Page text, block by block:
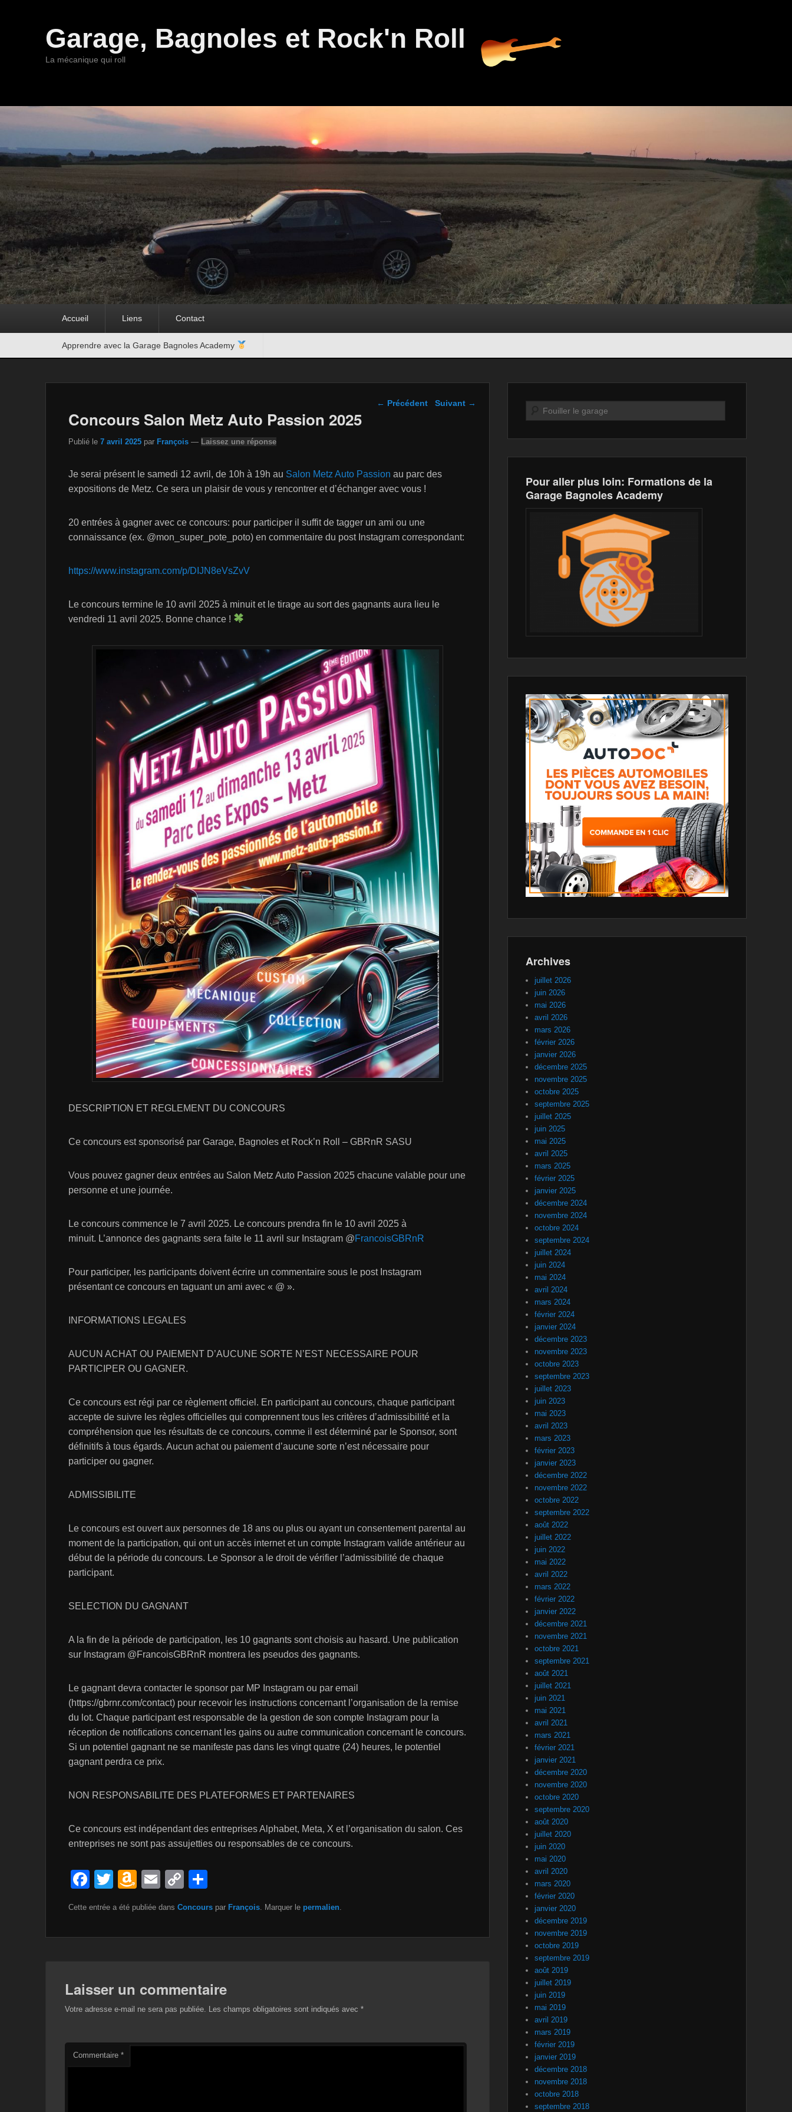
Garage, Bagnoles et Rock'n Roll
La mécanique qui roll
Accueil Liens Contact
Apprendre avec la Garage Bagnoles Academy
Navigation dans les
← Précédent Suivant →
Concours Salon Metz Auto Passion 2025
Publié le 7 avril 2025 par François — Laissez une réponse
Je serai présent le samedi 12 avril, de 10h à 19h au Salon Metz Auto Passion au parc des
expositions de Metz. Ce sera un plaisir de vous y rencontrer et d’échanger avec vous !
20 entrées à gagner avec ce concours: pour participer il suffit de tagger un ami ou une
connaissance (ex. @mon_super_pote_poto) en commentaire du post Instagram correspondant:
https://www.instagram.com/p/DIJN8eVsZvV
Le concours termine le 10 avril 2025 à minuit et le tirage au sort des gagnants aura lieu le
vendredi 11 avril 2025. Bonne chance !
DESCRIPTION ET REGLEMENT DU CONCOURS
Ce concours est sponsorisé par Garage, Bagnoles et Rock’n Roll – GBRnR SASU
Vous pouvez gagner deux entrées au Salon Metz Auto Passion 2025 chacune valable pour une
personne et une journée.
Le concours commence le 7 avril 2025. Le concours prendra fin le 10 avril 2025 à
minuit. L’annonce des gagnants sera faite le 11 avril sur Instagram @FrancoisGBRnR
Pour participer, les participants doivent écrire un commentaire sous le post Instagram
présentant ce concours en taguant un ami avec « @ ».
INFORMATIONS LEGALES
AUCUN ACHAT OU PAIEMENT D’AUCUNE SORTE N’EST NECESSAIRE POUR
PARTICIPER OU GAGNER.
Ce concours est régi par ce règlement officiel. En participant au concours, chaque participant
accepte de suivre les règles officielles qui comprennent tous les critères d’admissibilité et la
compréhension que les résultats de ce concours, comme il est déterminé par le Sponsor, sont
définitifs à tous égards. Aucun achat ou paiement d’aucune sorte n’est nécessaire pour
participer ou gagner.
ADMISSIBILITE
Le concours est ouvert aux personnes de 18 ans ou plus ou ayant un consentement parental au
moment de la participation, qui ont un accès internet et un compte Instagram valide antérieur au
début de la période du concours. Le Sponsor a le droit de vérifier l’admissibilité de chaque
participant.
SELECTION DU GAGNANT
A la fin de la période de participation, les 10 gagnants sont choisis au hasard. Une publication
sur Instagram @FrancoisGBRnR montrera les pseudos des gagnants.
Le gagnant devra contacter le sponsor par MP Instagram ou par email
(https://gbrnr.com/contact) pour recevoir les instructions concernant l’organisation de la remise
du lot. Chaque participant est responsable de la gestion de son compte Instagram pour la
réception de notifications concernant les gains ou autre communication concernant le concours.
Si un potentiel gagnant ne se manifeste pas dans les vingt quatre (24) heures, le potentiel
gagnant perdra ce prix.
NON RESPONSABILITE DES PLATEFORMES ET PARTENAIRES
Ce concours est indépendant des entreprises Alphabet, Meta, X et l’organisation du salon. Ces
entreprises ne sont pas assujetties ou responsables de ce concours.
F
c
e
o
k
T
wi
tt
er
A
m
a
z
W
is
Li
E
m
ail
C
p
y
k
ta
g
Cette entrée a été publiée dans Concours par François. Marquer le permalien.
Laisser un commentaire
Votre adresse e-mail ne sera pas publiée. Les champs obligatoires sont indiqués avec *
Commentaire *
Recherche
Pour aller plus loin: Formations de la
Garage Bagnoles Academy
Archives
juillet 2026
juin 2026
mai 2026
avril 2026
mars 2026
février 2026
janvier 2026
décembre 2025
novembre 2025
octobre 2025
septembre 2025
juillet 2025
juin 2025
mai 2025
avril 2025
mars 2025
février 2025
janvier 2025
décembre 2024
novembre 2024
octobre 2024
septembre 2024
juillet 2024
juin 2024
mai 2024
avril 2024
mars 2024
février 2024
janvier 2024
décembre 2023
novembre 2023
octobre 2023
septembre 2023
juillet 2023
juin 2023
mai 2023
avril 2023
mars 2023
février 2023
janvier 2023
décembre 2022
novembre 2022
octobre 2022
septembre 2022
août 2022
juillet 2022
juin 2022
mai 2022
avril 2022
mars 2022
février 2022
janvier 2022
décembre 2021
novembre 2021
octobre 2021
septembre 2021
août 2021
juillet 2021
juin 2021
mai 2021
avril 2021
mars 2021
février 2021
janvier 2021
décembre 2020
novembre 2020
octobre 2020
septembre 2020
août 2020
juillet 2020
juin 2020
mai 2020
avril 2020
mars 2020
février 2020
janvier 2020
décembre 2019
novembre 2019
octobre 2019
septembre 2019
août 2019
juillet 2019
juin 2019
mai 2019
avril 2019
mars 2019
février 2019
janvier 2019
décembre 2018
novembre 2018
octobre 2018
septembre 2018